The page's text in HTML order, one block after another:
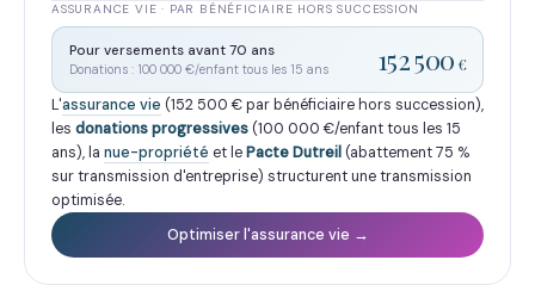
ASSURANCE VIE · PAR BÉNÉFICIAIRE HORS SUCCESSION
Pour versements avant 70 ans
Donations : 100 000 €/enfant tous les 15 ans 152 500 €
L'assurance vie (152 500 € par bénéficiaire hors succession),
les donations progressives(100 000 €/enfant tous les 15
ans), la nue-propriété et lePacte Dutreil (abattement 75 %
sur transmission d'entreprise) structurent une transmission
optimisée.
Optimiser l'assurance vie →